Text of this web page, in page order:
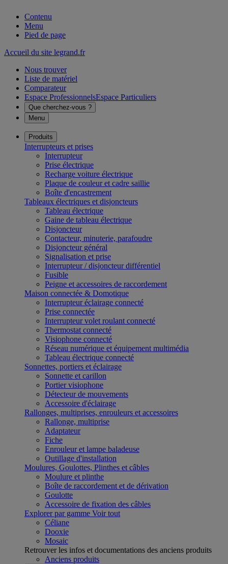
Contenu
Menu
Pied de page
Accueil du site legrand.fr
Nous trouver
Liste de matériel
Comparateur
Espace ProfessionnelsEspace Particuliers
Que cherchez-vous ?
Menu
Produits
Interrupteurs et prises
Interrupteur
Prise électrique
Recharge voiture électrique
Plaque de couleur et cadre saillie
Boîte d'encastrement
Tableaux électriques et disjoncteurs
Tableau électrique
Gaine de tableau électrique
Disjoncteur
Contacteur, minuterie, parafoudre
Disjoncteur général
Signalisation et prise
Interrupteur / disjoncteur différentiel
Fusible
Peigne et accessoires de raccordement
Maison connectée & Domotique
Interrupteur éclairage connecté
Prise connectée
Interrupteur volet roulant connecté
Thermostat connecté
Visiophone connecté
Réseau numérique et équipement multimédia
Tableau électrique connecté
Sonnettes, portiers et éclairage
Sonnette et carillon
Portier visiophone
Détecteur de mouvements
Accessoire d'éclairage
Rallonges, multiprises, enrouleurs et accessoires
Rallonge, multiprise
Adaptateur
Fiche
Enrouleur et lampe baladeuse
Outillage d'installation
Moulures, Goulottes, Plinthes et câbles
Moulure et plinthe
Boîte de raccordement et de dérivation
Goulotte
Accessoire de fixation des câbles
Explorer par gamme Voir tout
Céliane
Dooxie
Mosaic
Retrouver les infos et documentations des anciens produits
Anciens produits